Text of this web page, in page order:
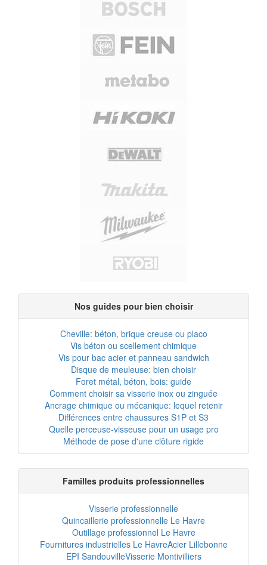
Nos guides pour bien choisir
Cheville: béton, brique creuse ou placo
Vis béton ou scellement chimique
Vis pour bac acier et panneau sandwich
Disque de meuleuse: bien choisir
Foret métal, béton, bois: guide
Comment choisir sa visserie inox ou zinguée
Ancrage chimique ou mécanique: lequel retenir
Différences entre chaussures S1P et S3
Quelle perceuse-visseuse pour un usage pro
Méthode de pose d'une clôture rigide
Familles produits professionnelles
Visserie professionnelle
Quincaillerie professionnelle Le Havre
Outillage professionnel Le Havre
Fournitures industrielles Le HavreAcier Lillebonne
EPI SandouvilleVisserie Montivilliers